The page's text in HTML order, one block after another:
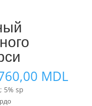
MDL
цен:
5% sp